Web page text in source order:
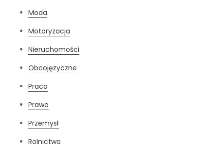
Moda
Motoryzacja
Nieruchomości
Obcojęzyczne
Praca
Prawo
Przemysł
Rolnictwo